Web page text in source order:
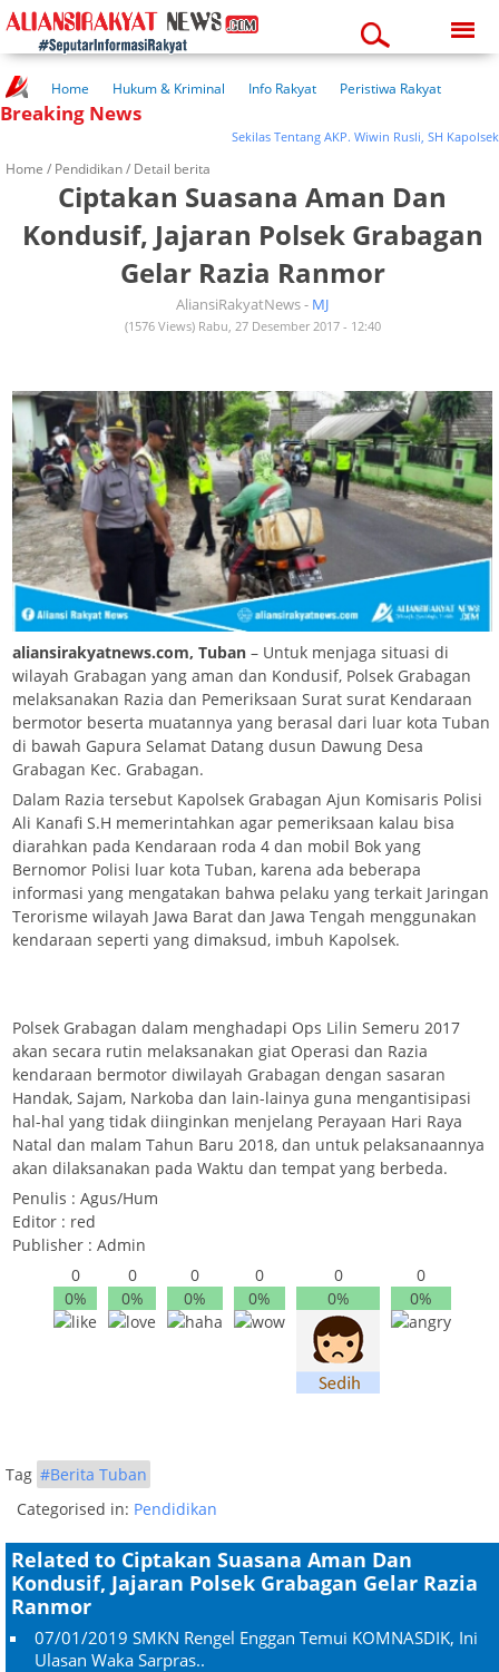
10:14:28 am
Home Hukum & Kriminal Info Rakyat
Peristiwa Rakyat
Kuliner Rakyat
Wisata Rakyat
Breaking News
Sekilas Tentang AKP. Wiwin Rusli, SH Kapolsek
Home / Pendidikan/ Detail berita
Ciptakan Suasana Aman Dan
Kondusif, Jajaran Polsek Grabagan
Gelar Razia Ranmor
AliansiRakyatNews - MJ
(1576 Views) Rabu, 27 Desember 2017 - 12:40
aliansirakyatnews.com, Tuban – Untuk menjaga situasi di
wilayah Grabagan yang aman dan Kondusif, Polsek Grabagan
melaksanakan Razia dan Pemeriksaan Surat surat Kendaraan
bermotor beserta muatannya yang berasal dari luar kota Tuban
di bawah Gapura Selamat Datang dusun Dawung Desa
Grabagan Kec. Grabagan.
Dalam Razia tersebut Kapolsek Grabagan Ajun Komisaris Polisi
Ali Kanafi S.H memerintahkan agar pemeriksaan kalau bisa
diarahkan pada Kendaraan roda 4 dan mobil Bok yang
Bernomor Polisi luar kota Tuban, karena ada beberapa
informasi yang mengatakan bahwa pelaku yang terkait Jaringan
Terorisme wilayah Jawa Barat dan Jawa Tengah menggunakan
kendaraan seperti yang dimaksud, imbuh Kapolsek.
Polsek Grabagan dalam menghadapi Ops Lilin Semeru 2017
akan secara rutin melaksanakan giat Operasi dan Razia
kendaraan bermotor diwilayah Grabagan dengan sasaran
Handak, Sajam, Narkoba dan lain-lainya guna mengantisipasi
hal-hal yang tidak diinginkan menjelang Perayaan Hari Raya
Natal dan malam Tahun Baru 2018, dan untuk pelaksanaannya
akan dilaksanakan pada Waktu dan tempat yang berbeda.
Penulis : Agus/Hum
Editor : red
Publisher : Admin
0
0%
0
0%
0
0%
0
0%
0
0%
0
0%
Tag #Berita Tuban
Categorised in: Pendidikan
Related to Ciptakan Suasana Aman Dan
Kondusif, Jajaran Polsek Grabagan Gelar Razia
Ranmor
07/01/2019 SMKN Rengel Enggan Temui KOMNASDIK, Ini
Ulasan Waka Sarpras..